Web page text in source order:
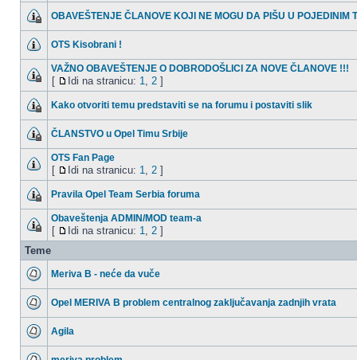
OBAVEŠTENJE ČLANOVE KOJI NE MOGU DA PIŠU U POJEDINIM
OTS Kisobrani !
VAŽNO OBAVEŠTENJE O DOBRODOŠLICI ZA NOVE ČLANOVE !!!
[ Idi na stranicu: 1, 2 ]
Kako otvoriti temu predstaviti se na forumu i postaviti slik
ČLANSTVO u Opel Timu Srbije
OTS Fan Page
[ Idi na stranicu: 1, 2 ]
Pravila Opel Team Serbia foruma
Obaveštenja ADMIN/MOD team-a
[ Idi na stranicu: 1, 2 ]
Teme
Meriva B - neće da vuče
Opel MERIVA B problem centralnog zaključavanja zadnjih vrata
Agila